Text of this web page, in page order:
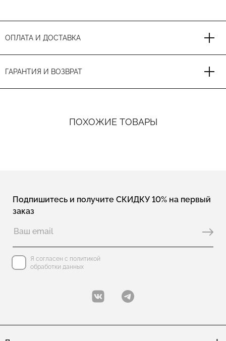
ОПЛАТА И ДОСТАВКА
ГАРАНТИЯ И ВОЗВРАТ
ПОХОЖИЕ ТОВАРЫ
Подпишитесь и получите СКИДКУ 10% на первый
заказ
Я согласен с политикой
обработки данных